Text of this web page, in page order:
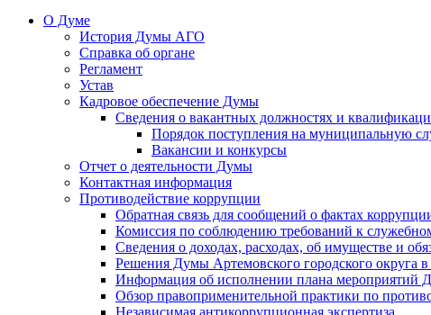
О Думе
История Думы АГО
Справка об органе
Регламент
Устав
Кадровое обеспечение Думы
Сведения о вакантных должностях и
Порядок поступления на муниципальную
Вакансии и конкурсы
Отчет о деятельности Думы
Контактная информация
Противодействие коррупции
Обратная связь для сообщений о фактах
Комиссия по соблюдению требований к
Сведения о доходах, расходах, об имуществе и
Решения Думы Артемовского городского округа
Информация об исполнении плана мероприятий
Обзор правоприменительной практики по
Независимая антикоррупционная экспертиза